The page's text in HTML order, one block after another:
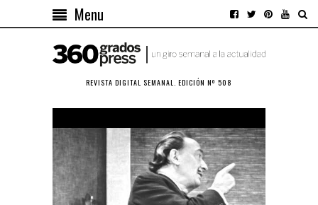
Menu
REVISTA DIGITAL SEMANAL. EDICIÓN Nº 508